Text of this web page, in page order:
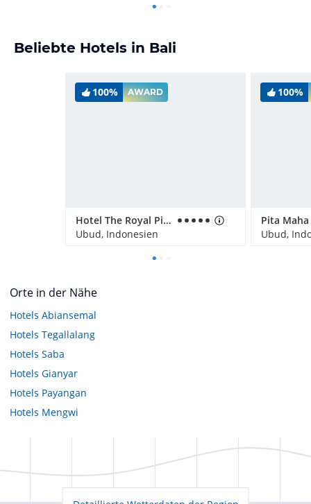
Beliebte Hotels in Bali
100% AWARD
Hotel The Royal Pita Maha
Ubud, Indonesien
100%
Ubud,
Orte in der Nähe
Hotels Abiansemal
Hotels Tegallalang
Hotels Saba
Hotels Gianyar
Hotels Payangan
Hotels Mengwi